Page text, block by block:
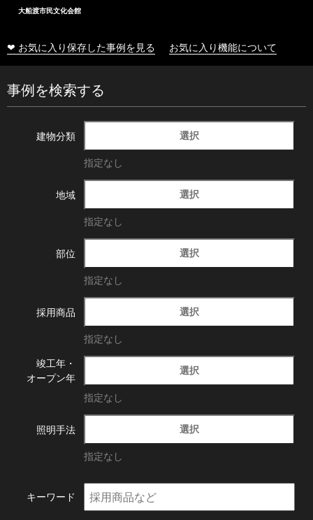
大船渡市民文化会館
❤ お気に入り保存した事例を見る お気に入り機能について
事例を検索する
建物分類 選択
指定なし
地域 選択
指定なし
部位 選択
指定なし
採用商品 選択
指定なし
竣工年・
オープン年
選択
指定なし
照明手法 選択
指定なし
キーワード